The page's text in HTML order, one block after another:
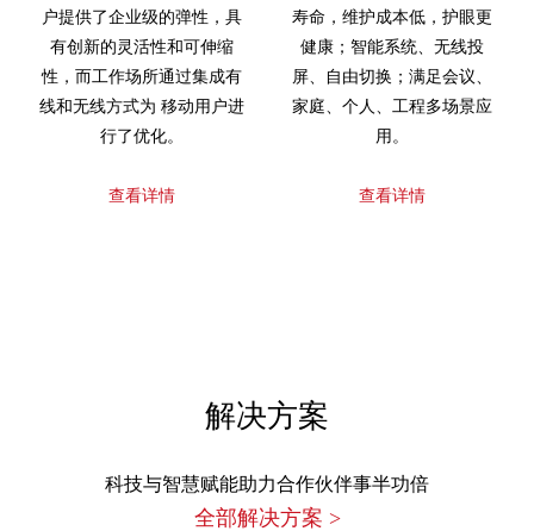
户提供了企业级的弹性，具
有创新的灵活性和可伸缩
性，而工作场所通过集成有
线和无线方式为 移动用户进
行了优化。
查看详情
寿命，维护成本低，护眼更
健康；智能系统、无线投
屏、自由切换；满足会议、
家庭、个人、工程多场景应
用。
查看详情
解决方案
科技与智慧赋能助力合作伙伴事半功倍
全部解决方案 >